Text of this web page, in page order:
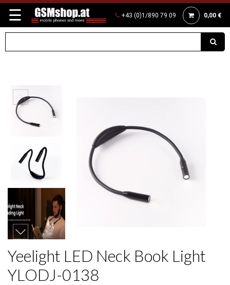
☰ +43 (0)1/890 79 09 0,00 €
Yeelight LED Neck Book Light
YLODJ-0138